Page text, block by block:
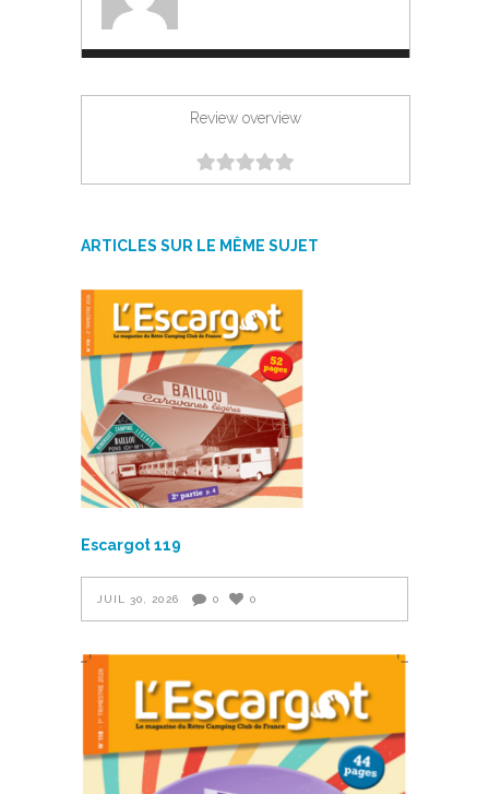
Review overview
ARTICLES SUR LE MÊME SUJET
Escargot 119
JUIL 30, 2026 0 0